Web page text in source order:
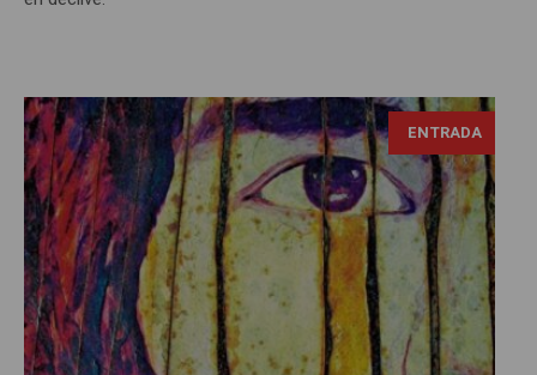
ENTRADA